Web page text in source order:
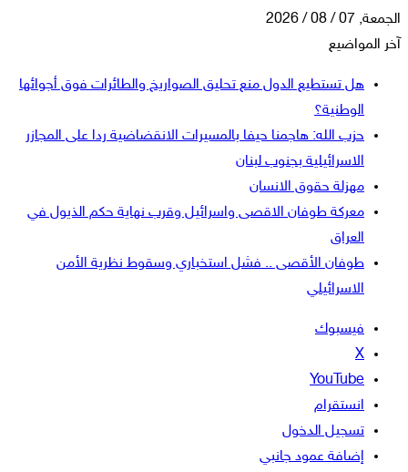
الجمعة, 07 / 08 / 2026
آخر المواضيع
هل تستطيع الدول منع تحليق الصواريخ والطائرات فوق أجوائها
الوطنية؟
حزب الله: هاجمنا حيفا بالمسيرات الانقضاضية ردا على المجازر
الاسرائيلية بجنوب لبنان
مهزلة حقوق الانسان
معركة طوفان الاقصى واسرائيل وقرب نهاية حكم الذيول في
العراق
طوفان الأقصى .. فشل استخباري وسقوط نظرية الأمن
الاسرائيلي
فيسبوك
‫X
‫YouTube
انستقرام
تسجيل الدخول
إضافة عمود جانبي